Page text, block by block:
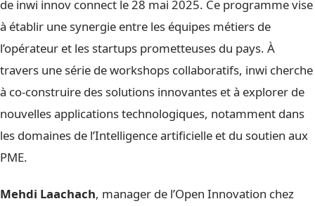
de inwi innov connect le 28 mai 2025. Ce programme vise
à établir une synergie entre les équipes métiers de
l’opérateur et les startups prometteuses du pays. À
travers une série de workshops collaboratifs, inwi cherche
à co-construire des solutions innovantes et à explorer de
nouvelles applications technologiques, notamment dans
les domaines de l’Intelligence artificielle et du soutien aux
PME.
Mehdi Laachach, manager de l’Open Innovation chez